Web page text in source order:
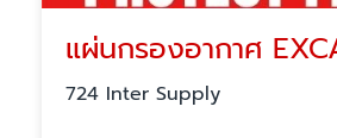
724 Inter Supply